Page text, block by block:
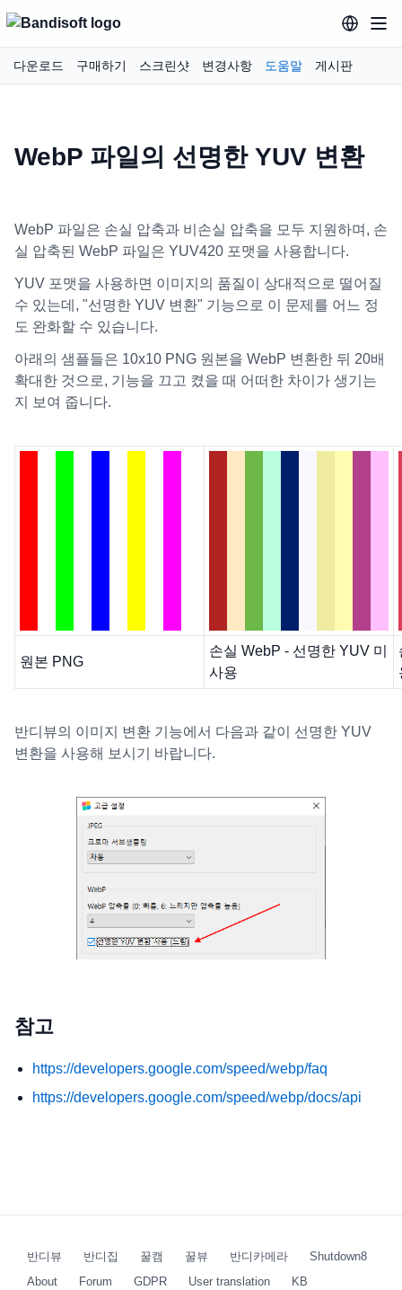
다운로드 구매하기 스크린샷 변경사항 도움말 게시판
WebP 파일의 선명한 YUV 변환
WebP 파일은 손실 압축과 비손실 압축을 모두 지원하며, 손
실 압축된 WebP 파일은 YUV420 포맷을 사용합니다.
YUV 포맷을 사용하면 이미지의 품질이 상대적으로 떨어질
수 있는데, "선명한 YUV 변환" 기능으로 이 문제를 어느 정
도 완화할 수 있습니다.
아래의 샘플들은 10x10 PNG 원본을 WebP 변환한 뒤 20배
확대한 것으로, 기능을 끄고 켰을 때 어떠한 차이가 생기는
지 보여 줍니다.
원본 PNG
손실 WebP - 선명한 YUV 미
사용
반디뷰의 이미지 변환 기능에서 다음과 같이 선명한 YUV
변환을 사용해 보시기 바랍니다.
참고
https://developers.google.com/speed/webp/faq
https://developers.google.com/speed/webp/docs/api
반디뷰 반디집 꿀캠 꿀뷰 반디카메라
Shutdown8
About
Forum GDPR User translation
KB